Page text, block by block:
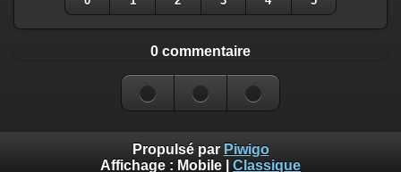
0 commentaire
Propulsé par Piwigo
Affichage : Mobile Classique